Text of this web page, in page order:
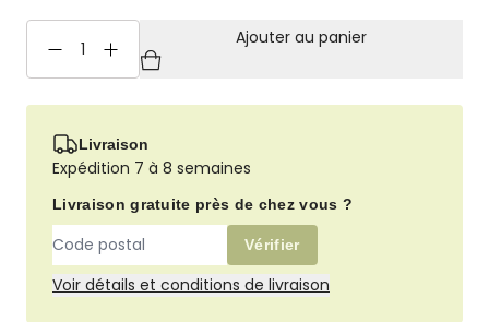
quantité
de
Baloo
droit
convertible
Ajouter au panier
Livraison
Expédition 7 à 8 semaines
Livraison gratuite près de chez vous ?
Vérifier
Voir détails et conditions de livraison